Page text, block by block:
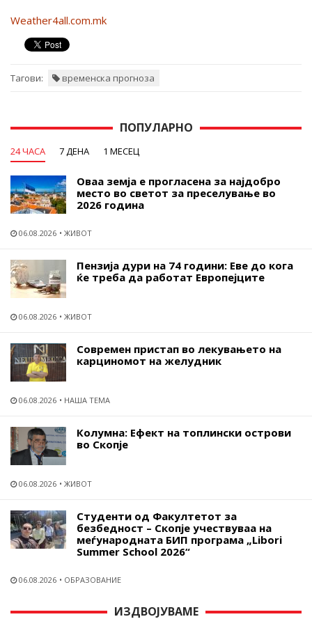
Weather4all.com.mk
Тагови: временска прогноза
ПОПУЛАРНО
24 ЧАСА 7 ДЕНА 1 МЕСЕЦ
Оваа земја е прогласена за најдобро
место во светот за преселување во
2026 година
06.08.2026 ЖИВОТ
Пензија дури на 74 години: Еве до кога
ќе треба да работат Европејците
06.08.2026 ЖИВОТ
Современ пристап во лекувањето на
карциномот на желудник
06.08.2026 НАША ТЕМА
Колумна: Ефект на топлински острови
во Скопје
06.08.2026 ЖИВОТ
Студенти од Факултетот за
безбедност – Скопје учествуваа на
меѓународната БИП програма „Libori
Summer School 2026“
06.08.2026 ОБРАЗОВАНИЕ
ИЗДВОЈУВАМЕ